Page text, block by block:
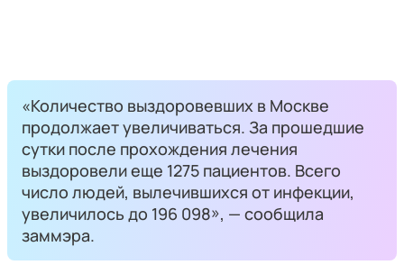
«Количество выздоровевших в Москве
продолжает увеличиваться. За прошедшие
сутки после прохождения лечения
выздоровели еще 1275 пациентов. Всего
число людей, вылечившихся от инфекции,
увеличилось до 196 098», — сообщила
заммэра.